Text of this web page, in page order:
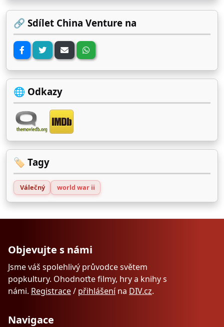
🔗 Sdílet China Venture na
🌐 Odkazy
🏷️ Tagy
Válečný world war ii
Objevujte s námi
Jsme váš spolehlivý průvodce světem
popkultury. Ohodnoťte filmy, hry a knihy s
námi. Registrace/ přihlášenína DIV.cz.
Navigace